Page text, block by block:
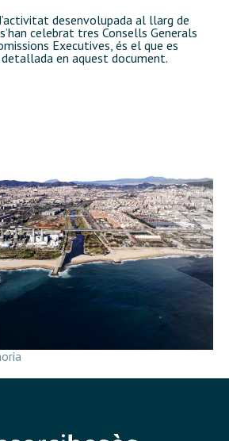
desenvolupada al llarg de
celebrat tres Consells Generals
Executives, és el que es
en aquest document.